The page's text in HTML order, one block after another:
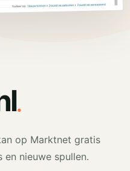
.
op Marktnet gratis
nieuwe spullen.